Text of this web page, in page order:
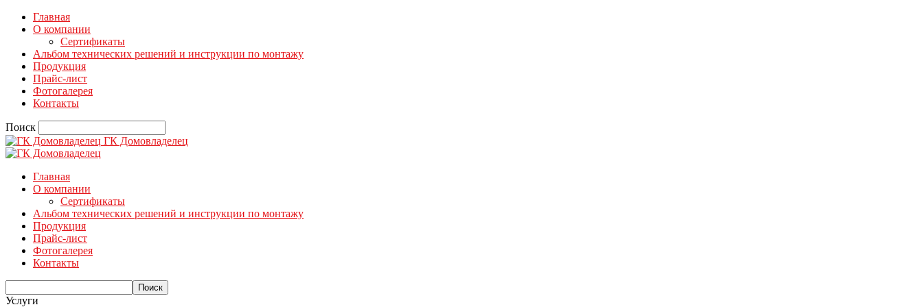
Главная
О компании
Сертификаты
Альбом технических решений и инструкции по монтажу
Продукция
Прайс-лист
Фотогалерея
Контакты
Поиск
ГК Домовладелец
Главная
О компании
Сертификаты
Альбом технических решений и инструкции по монтажу
Продукция
Прайс-лист
Фотогалерея
Контакты
Услуги